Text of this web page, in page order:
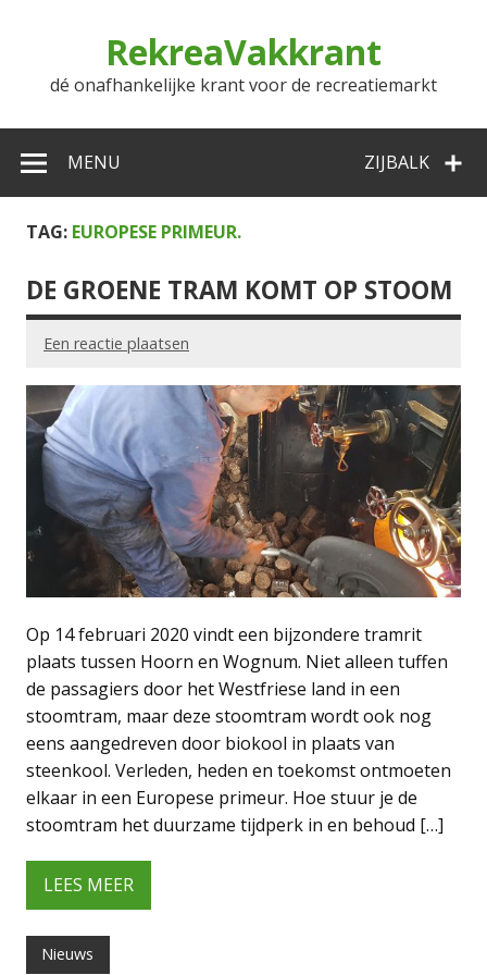
RekreaVakkrant
dé onafhankelijke krant voor de recreatiemarkt
ZIJBALK
MENU
TAG: EUROPESE PRIMEUR.
DE GROENE TRAM KOMT OP STOOM
Een reactie plaatsen
Op 14 februari 2020 vindt een bijzondere tramrit
plaats tussen Hoorn en Wognum. Niet alleen tuffen
de passagiers door het Westfriese land in een
stoomtram, maar deze stoomtram wordt ook nog
eens aangedreven door biokool in plaats van
steenkool. Verleden, heden en toekomst ontmoeten
elkaar in een Europese primeur. Hoe stuur je de
stoomtram het duurzame tijdperk in en behoud […]
LEES MEER
Nieuws